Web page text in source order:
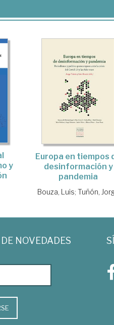
y
Europa en tiempos
desinformación y
pandemia
Bouza, Luis; Tuñón,
NOVEDADES